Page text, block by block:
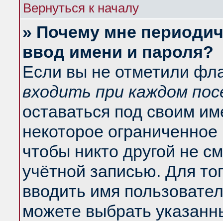
Вернуться к началу
» Почему мне
ввод имени и пароля?
Если вы не отметили
входить при каждом
оставаться под своим
некоторое
чтобы никто другой не
учётной записью. Для
вводить имя
можете выбрать